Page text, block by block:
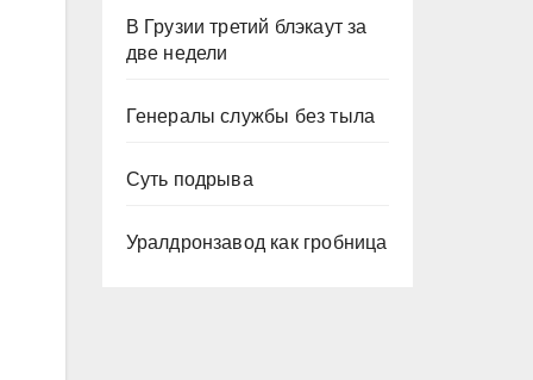
В Грузии третий блэкаут за
две недели
Генералы службы без тыла
Суть подрыва
Уралдронзавод как гробница